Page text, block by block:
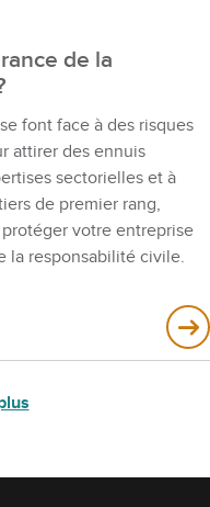
de la
font face à des risques
attirer des ennuis
sectorielles et à
de premier rang,
votre entreprise
la responsabilité civile.